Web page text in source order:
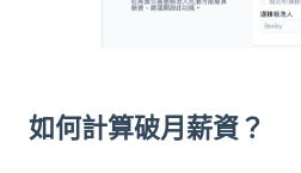
如何計算破月薪資？